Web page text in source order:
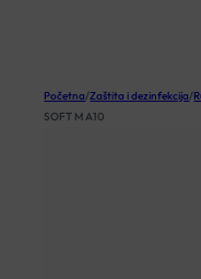
Početna/Zaštita i dezinfekcija/
SOFT M A10